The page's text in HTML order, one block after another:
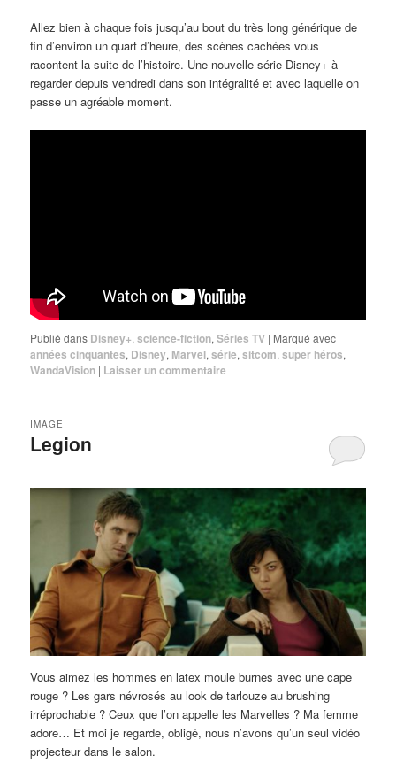
Allez bien à chaque fois jusqu’au bout du très long générique de
fin d’environ un quart d’heure, des scènes cachées vous
racontent la suite de l’histoire. Une nouvelle série Disney+ à
regarder depuis vendredi dans son intégralité et avec laquelle on
passe un agréable moment.
Publié dans Disney+,science-fiction,Séries TV | Marqué avec
années cinquantes, Disney, Marvel,série,sitcom,super héros,
WandaVision | Laisser un commentaire
Legion
IMAGE
Vous aimez les hommes en latex moule burnes avec une cape
rouge ? Les gars névrosés au look de tarlouze au brushing
irréprochable ? Ceux que l’on appelle les Marvelles ? Ma femme
adore… Et moi je regarde, obligé, nous n’avons qu’un seul vidéo
projecteur dans le salon.